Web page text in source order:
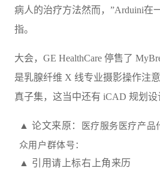
病人的治疗方法然而，”Arduini在
指。
大会，GE HealthCare 停售了
是乳腺纤维 X 线专业摄影操作注
真子集，这当中还有 iCAD 规划设
▲ 论文来原：
医疗服务医疗产品
众用户群体号：
▲ 引用请上标右上角来历